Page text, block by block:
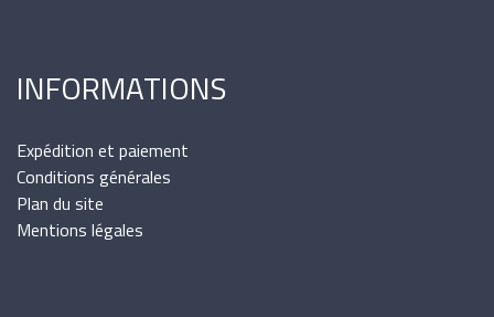
INFORMATIONS
Expédition et paiement
Conditions générales
Plan du site
Mentions légales